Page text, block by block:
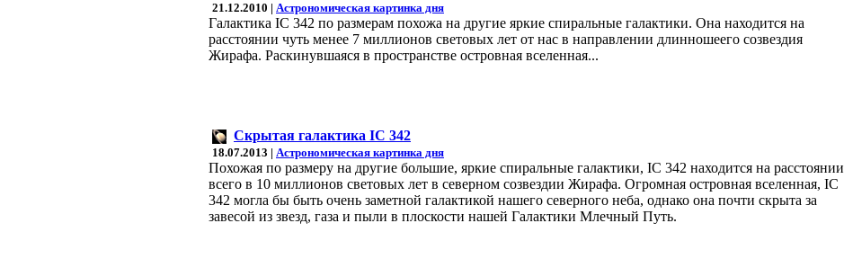
21.12.2010 | Астрономическая картинка дня
Галактика IC 342 по размерам похожа на другие яркие спиральные галактики. Она находится на
расстоянии чуть менее 7 миллионов световых лет от нас в направлении длинношеего созвездия
Жирафа. Раскинувшаяся в пространстве островная вселенная...
Скрытая галактика IC 342
18.07.2013 | Астрономическая картинка дня
Похожая по размеру на другие большие, яркие спиральные галактики, IC 342 находится на расстоянии
всего в 10 миллионов световых лет в северном созвездии Жирафа. Огромная островная вселенная, IC
342 могла бы быть очень заметной галактикой нашего северного неба, однако она почти скрыта за
завесой из звезд, газа и пыли в плоскости нашей Галактики Млечный Путь.